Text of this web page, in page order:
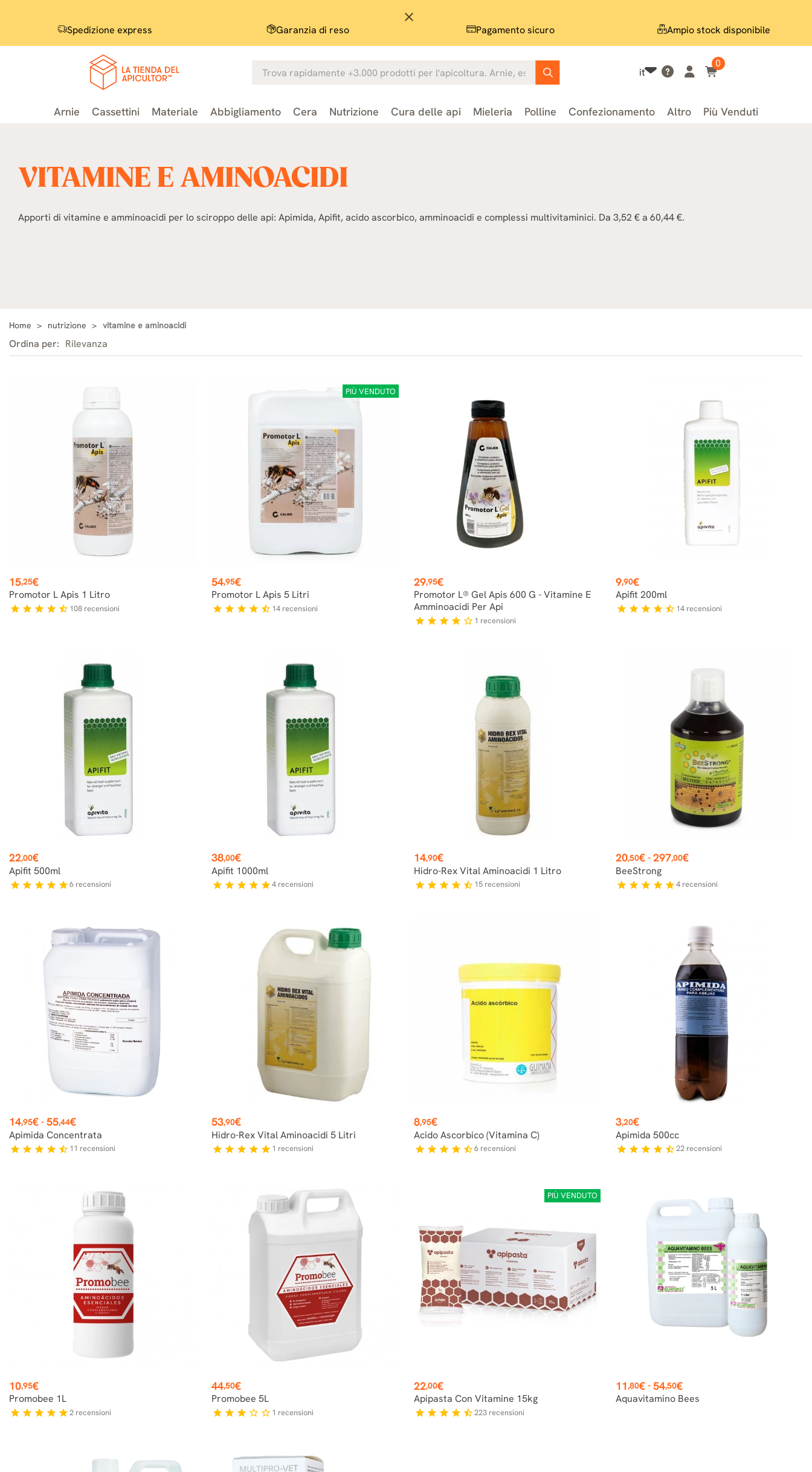
close
Spedizione express Garanzia di reso Pagamento sicuro Ampio stock disponibile
it
0
Arnie Cassettini Materiale Abbigliamento Cera Nutrizione Cura delle api Mieleria Polline Confezionamento Altro Più Venduti
VITAMINE E AMINOACIDI
Apporti di vitamine e amminoacidi per lo sciroppo delle api: Apimida, Apifit, acido ascorbico, amminoacidi e complessi multivitaminici. Da 3,52 € a 60,44 €.
Home nutrizione vitamine e aminoacidi
Ordina per: Rilevanza
Prezzo
15,25€
Promotor L Apis 1 Litro
star star star star star_half 108 recensioni
PIÙ VENDUTO
Prezzo
54,95€
Promotor L Apis 5 Litri
star star star star star_half 14 recensioni
Prezzo
29,95€
Promotor L® Gel Apis 600 G - Vitamine E
Amminoacidi Per Api
star star star star star_border 1 recensioni
Prezzo
9,90€
Apifit 200ml
star star star star star_half 14 recensioni
Prezzo
22,00€
Apifit 500ml
star star star star star6 recensioni
Prezzo
38,00€
Apifit 1000ml
star star star star star4 recensioni
Prezzo
14,90€
Hidro-Rex Vital Aminoacidi 1 Litro
star star star star star_half 15 recensioni
Prezzo
20,50€ - 297,00€
BeeStrong
star star star star star4 recensioni
Prezzo
14,95€-55,44€
Apimida Concentrata
star star star star star_half 11 recensioni
Prezzo
53,90€
Hidro-Rex Vital Aminoacidi 5 Litri
star star star star star 1 recensioni
Prezzo
8,95€
Acido Ascorbico (vitamina C)
star star star star star_half6 recensioni
Prezzo
3,20€
Apimida 500cc
star star star star star_half22 recensioni
Prezzo
10,95€
Promobee 1L
star star star star star2 recensioni
Prezzo
44,50€
Promobee 5L
star star star star_border star_border 1 recensioni
PIÙ VENDUTO
Prezzo
22,00€
Apipasta Con Vitamine 15kg
star star star star star_half223 recensioni
Prezzo
11,80€ - 54,50€
Aquavitamino Bees